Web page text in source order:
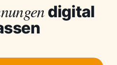
digital